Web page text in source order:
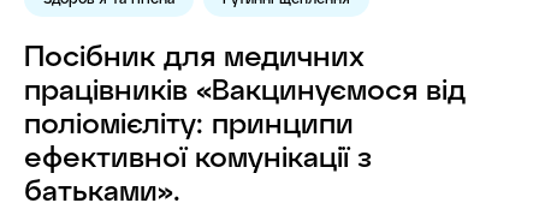
Посібник для медичних
працівників «Вакцинуємося від
поліомієліту: принципи
ефективної комунікації з
батьками».